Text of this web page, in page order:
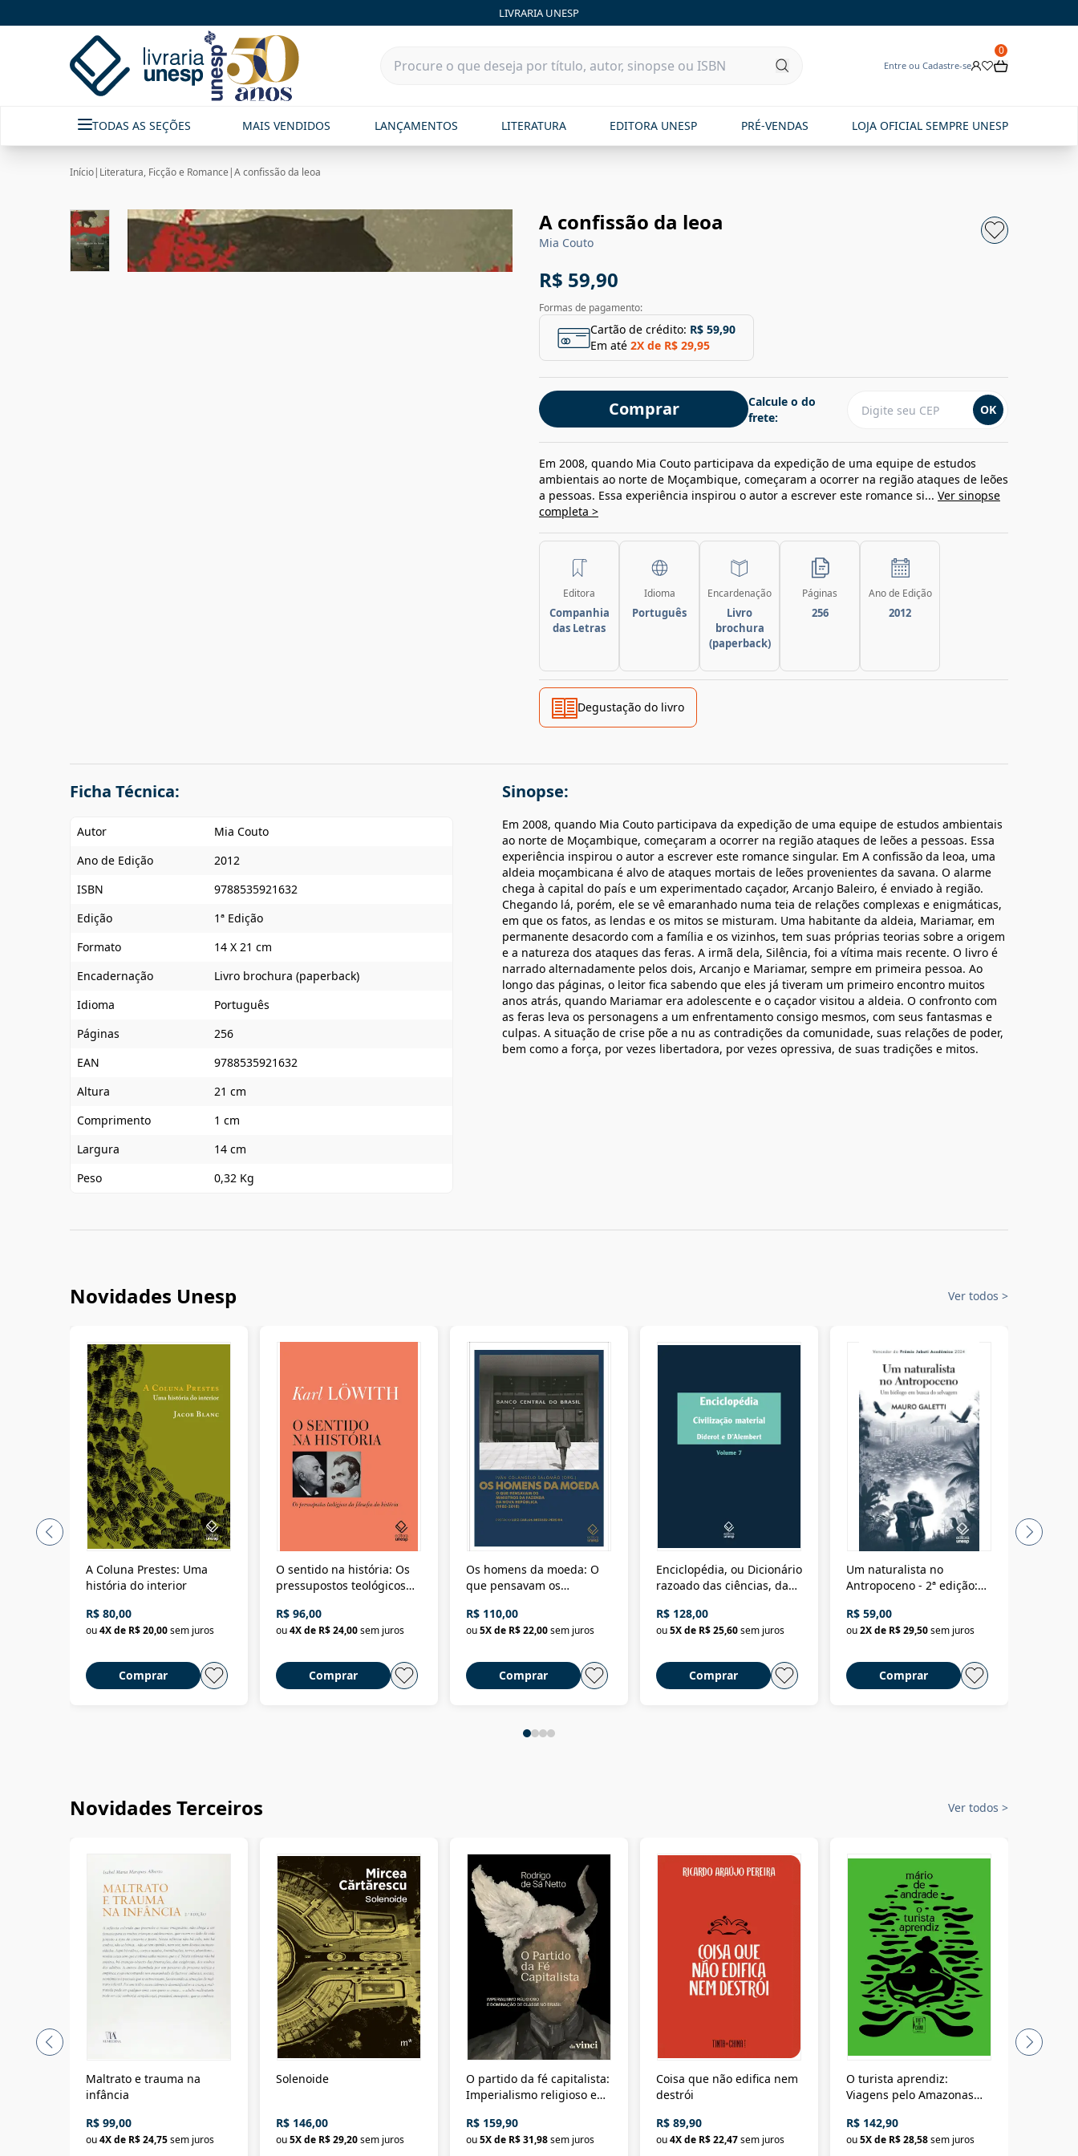
LIVRARIA UNESP
Entre ou Cadastre-se
0
TODAS AS SEÇÕES MAIS VENDIDOS LANÇAMENTOS LITERATURA EDITORA UNESP PRÉ-VENDAS LOJA OFICIAL SEMPRE UNESP
Início| Literatura, Ficção e Romance |A confissão da leoa
A confissão da leoa
Mia Couto
R$ 59,90
Formas de pagamento:
Cartão de crédito: R$ 59,90
Em até 2X de R$ 29,95
Comprar
Calcule o do
frete:
OK
Em 2008, quando Mia Couto participava da expedição de uma equipe de estudos
ambientais ao norte de Moçambique, começaram a ocorrer na região ataques de leões
a pessoas. Essa experiência inspirou o autor a escrever este romance si... Ver sinopse
completa >
Editora
Companhia
das Letras
Idioma
Português
Encardenação
Livro
brochura
(paperback)
Páginas
256
Ano de Edição
2012
Degustação do livro
Ficha Técnica:
Autor
Mia Couto
Ano de Edição
2012
ISBN
9788535921632
Edição
1ª Edição
Formato
14 X 21 cm
Encadernação
Livro brochura (paperback)
Idioma
Português
Páginas
256
EAN
9788535921632
Altura
21 cm
Comprimento
1 cm
Largura
14 cm
Peso
0,32 Kg
Sinopse:
Em 2008, quando Mia Couto participava da expedição de uma equipe de estudos ambientais
ao norte de Moçambique, começaram a ocorrer na região ataques de leões a pessoas. Essa
experiência inspirou o autor a escrever este romance singular. Em A confissão da leoa, uma
aldeia moçambicana é alvo de ataques mortais de leões provenientes da savana. O alarme
chega à capital do país e um experimentado caçador, Arcanjo Baleiro, é enviado à região.
Chegando lá, porém, ele se vê emaranhado numa teia de relações complexas e enigmáticas,
em que os fatos, as lendas e os mitos se misturam. Uma habitante da aldeia, Mariamar, em
permanente desacordo com a família e os vizinhos, tem suas próprias teorias sobre a origem
e a natureza dos ataques das feras. A irmã dela, Silência, foi a vítima mais recente. O livro é
narrado alternadamente pelos dois, Arcanjo e Mariamar, sempre em primeira pessoa. Ao
longo das páginas, o leitor fica sabendo que eles já tiveram um primeiro encontro muitos
anos atrás, quando Mariamar era adolescente e o caçador visitou a aldeia. O confronto com
as feras leva os personagens a um enfrentamento consigo mesmos, com seus fantasmas e
culpas. A situação de crise põe a nu as contradições da comunidade, suas relações de poder,
bem como a força, por vezes libertadora, por vezes opressiva, de suas tradições e mitos.
Novidades Unesp Ver todos >
A Coluna Prestes: Uma
história do interior
R$ 80,00
ou4X de R$ 20,00sem juros
Comprar
O sentido na história: Os
pressupostos teológicos
R$ 96,00
ou4X de R$ 24,00sem juros
Comprar
Os homens da moeda: O
que pensavam os
Nova República (1985-
2018)
R$ 110,00
ou5X de R$ 22,00sem juros
Comprar
Enciclopédia, ou Dicionário
razoado das ciências, das
Civilização material
R$ 128,00
ou5X de R$ 25,60sem juros
Comprar
Um naturalista no
Antropoceno - 2ª edição:
selvagem
R$ 59,00
ou2X de R$ 29,50sem juros
Comprar
Novidades Terceiros Ver todos >
Maltrato e trauma na
infância
R$ 99,00
ou4X de R$ 24,75sem juros
Solenoide
R$ 146,00
ou5X de R$ 29,20sem juros
O partido da fé capitalista:
Imperialismo religioso e
Brasil
R$ 159,90
ou5X de R$ 31,98sem juros
Coisa que não edifica nem
destrói
R$ 89,90
ou4X de R$ 22,47sem juros
O turista aprendiz:
Viagens pelo Amazonas
até a Bolívia e por Marajó
até dizer chega
R$ 142,90
ou5X de R$ 28,58sem juros